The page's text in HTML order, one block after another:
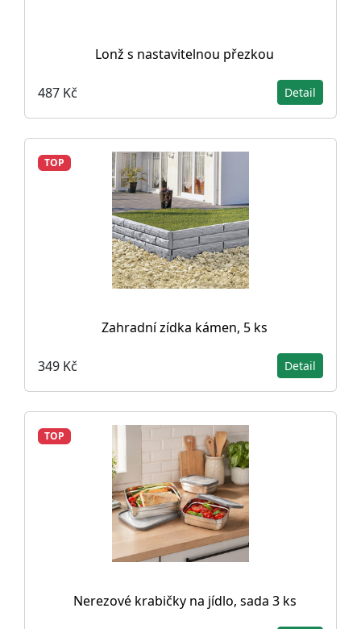
Lonž s nastavitelnou přezkou
487 Kč Detail
TOP
Zahradní zídka kámen, 5 ks
349 Kč Detail
TOP
Nerezové krabičky na jídlo, sada 3 ks